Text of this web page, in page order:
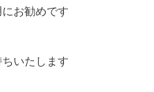
お勧めです
いたします